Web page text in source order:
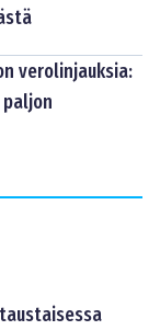
verolinjauksia: